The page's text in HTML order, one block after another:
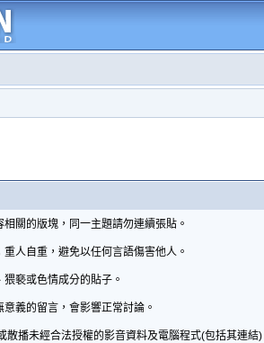
關的版塊，同一主題請勿連續張貼。
人自重，避免以任何言語傷害他人。
褻或色情成分的貼子。
義的留言，會影響正常討論。
散播未經合法授權的影音資料及電腦程式(包括其連結